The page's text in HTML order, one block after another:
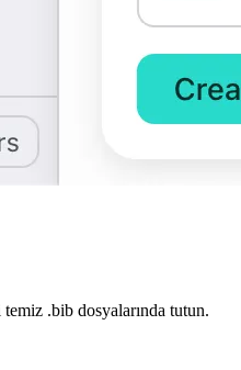
.bib dosyalarında tutun.